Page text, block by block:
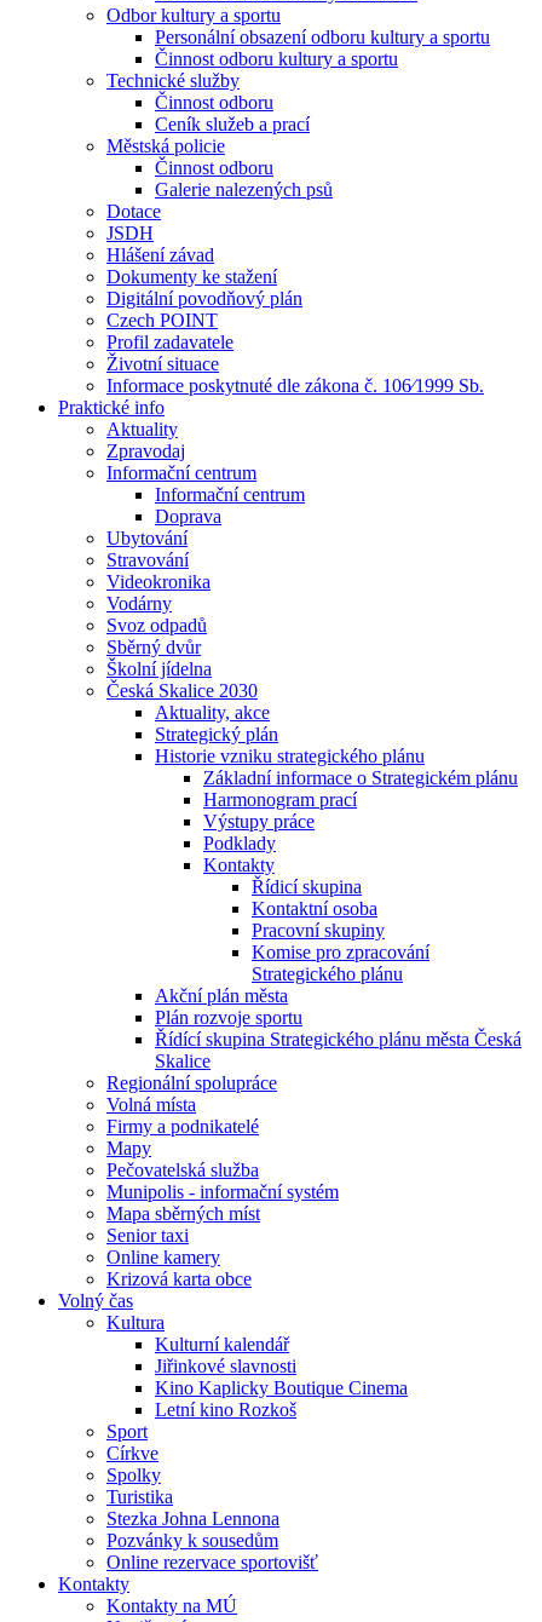
Odbor kultury a sportu
Personální obsazení odboru kultury a sportu
Činnost odboru kultury a sportu
Technické služby
Činnost odboru
Ceník služeb a prací
Městská policie
Činnost odboru
Galerie nalezených psů
Dotace
JSDH
Hlášení závad
Dokumenty ke stažení
Digitální povodňový plán
Czech POINT
Profil zadavatele
Životní situace
Informace poskytnuté dle zákona č. 106⁄1999 Sb.
Praktické info
Aktuality
Zpravodaj
Informační centrum
Informační centrum
Doprava
Ubytování
Stravování
Videokronika
Vodárny
Svoz odpadů
Sběrný dvůr
Školní jídelna
Česká Skalice 2030
Aktuality, akce
Strategický plán
Historie vzniku strategického plánu
Základní informace o Strategickém plánu
Harmonogram prací
Výstupy práce
Podklady
Kontakty
Řídicí skupina
Kontaktní osoba
Pracovní skupiny
Komise pro zpracování
Strategického plánu
Akční plán města
Plán rozvoje sportu
Řídící skupina Strategického plánu města Česká
Skalice
Regionální spolupráce
Volná místa
Firmy a podnikatelé
Mapy
Pečovatelská služba
Munipolis - informační systém
Mapa sběrných míst
Senior taxi
Online kamery
Krizová karta obce
Volný čas
Kultura
Kulturní kalendář
Jiřinkové slavnosti
Kino Kaplicky Boutique Cinema
Letní kino Rozkoš
Sport
Církve
Spolky
Turistika
Stezka Johna Lennona
Pozvánky k sousedům
Online rezervace sportovišť
Kontakty
Kontakty na MÚ